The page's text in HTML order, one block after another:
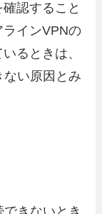
認すること
ラインVPNの
るときは、
い原因とみ
きないとき